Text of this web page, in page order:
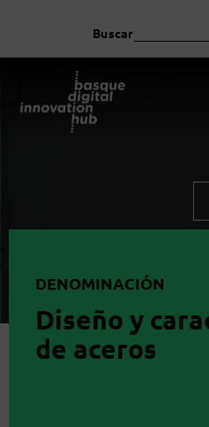
Buscar
DENOMINACIÓN
Diseño y
de aceros